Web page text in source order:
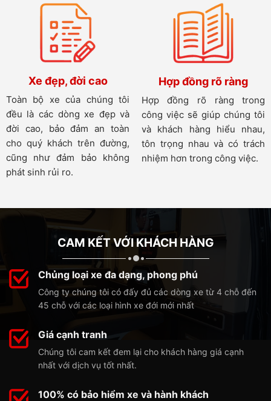
Xe đẹp, đời cao
Toàn bộ xe của chúng tôi
đều là các dòng xe đẹp và
đời cao, bảo đảm an toàn
cho quý khách trên đường,
cũng như đảm bảo không
phát sinh rủi ro.
Hợp đồng rõ ràng
Hợp đồng rõ ràng trong
công việc sẽ giúp chúng tôi
và khách hàng hiểu nhau,
tôn trọng nhau và có trách
nhiệm hơn trong công việc.
CAM KẾT VỚI KHÁCH HÀNG
Chủng loại xe đa dạng, phong phú
Công ty chúng tôi có đấy đủ các dòng xe từ 4 chỗ đến
45 chỗ với các loại hình xe đới mới nhất
Giá cạnh tranh
Chúng tôi cam kết đem lại cho khách hàng giá cạnh
nhất với dịch vụ tốt nhất.
100% có bảo hiểm xe và hành khách